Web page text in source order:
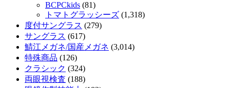
BCPCkids (81)
トマトグラッシーズ (1,318)
度付サングラス (279)
サングラス (617)
鯖江メガネ/国産メガネ (3,014)
特殊商品 (126)
クラシック (324)
両眼視検査 (188)